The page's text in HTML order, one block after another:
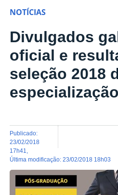
NOTÍCIAS
Divulgados
oficial e
seleção 2018
especialização
publicado:
23/02/2018
17h41
última modificação: 23/02/2018 18h03